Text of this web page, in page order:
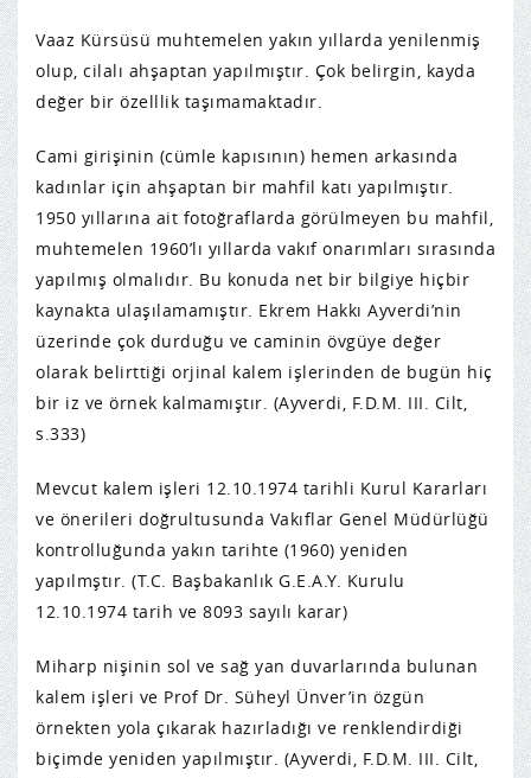
Vaaz Kürsüsü muhtemelen yakın yıllarda yenilenmiş
olup, cilalı ahşaptan yapılmıştır. Çok belirgin, kayda
değer bir özelllik taşımamaktadır.
Cami girişinin (cümle kapısının) hemen arkasında
kadınlar için ahşaptan bir mahfil katı yapılmıştır.
1950 yıllarına ait fotoğraflarda görülmeyen bu mahfil,
muhtemelen 1960’lı yıllarda vakıf onarımları sırasında
yapılmış olmalıdır. Bu konuda net bir bilgiye hiçbir
kaynakta ulaşılamamıştır. Ekrem Hakkı Ayverdi’nin
üzerinde çok durduğu ve caminin övgüye değer
olarak belirttiği orjinal kalem işlerinden de bugün hiç
bir iz ve örnek kalmamıştır. (Ayverdi, F.D.M. III. Cilt,
s.333)
Mevcut kalem işleri 12.10.1974 tarihli Kurul Kararları
ve önerileri doğrultusunda Vakıflar Genel Müdürlüğü
kontrolluğunda yakın tarihte (1960) yeniden
yapılmştır. (T.C. Başbakanlık G.E.A.Y. Kurulu
12.10.1974 tarih ve 8093 sayılı karar)
Miharp nişinin sol ve sağ yan duvarlarında bulunan
kalem işleri ve Prof Dr. Süheyl Ünver’in özgün
örnekten yola çıkarak hazırladığı ve renklendirdiği
biçimde yeniden yapılmıştır. (Ayverdi, F.D.M. III. Cilt,